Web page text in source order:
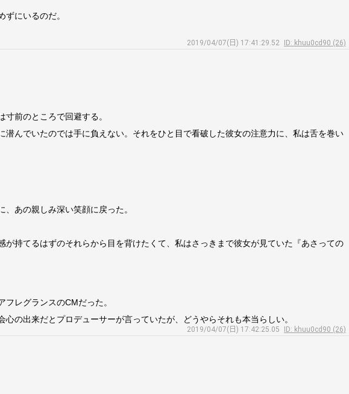
にいるのだ。
2019/04/07(日) 17:41:29.52
ID: khuu0cd90 (26)
前のところで回避する。
んでいたのでは手に負えない。それをひと目で看破した彼女の注意力に、私は舌を巻い
あの親しみ深い笑顔に戻った。
持てるはずのそれらから目を背けたくて、私はさっきまで彼女が見ていた『あさっての
レグランスのCMだった。
の出来だとプロデューサーが言っていたが、どうやらそれも本当らしい。
2019/04/07(日) 17:42:25.05
ID: khuu0cd90 (26)